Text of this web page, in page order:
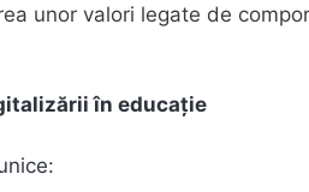
unor valori legate de
în educație